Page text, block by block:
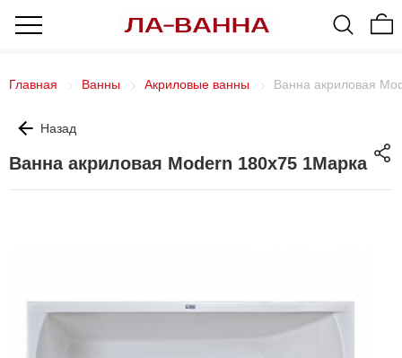
Главная Ванны Акриловые ванны Ванна акриловая
Назад
Ванна акриловая Modern 180х75 1Марка